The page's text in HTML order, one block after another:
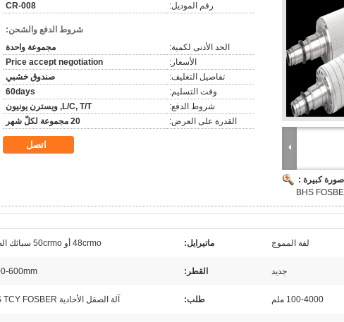
صورة كبيرة :
BHS
رقم الموديل:
CR-008
شروط الدفع والشحن:
الحد الأدنى لكمية:
مجموعة واحدة
الأسعار:
Price accept negotiation
تفاصيل التغليف:
صندوق خشبي
وقت التسليم:
60days
شروط الدفع:
L/C, T/T, ويسترن يونيون
القدرة على العرض:
20 مجموعة لكلّ شهر
اتصل
لفة المموج ماتيرايل: 48crmo أو 50crmo سبائك الصلب
جديد القطر: 600mm
100-4000 ملم طلب: آلة الصقل الأحادية BHS TCY FOSBER